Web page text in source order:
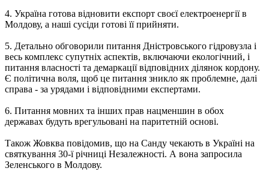
4. Україна готова відновити експорт своєї електроенергії в
Молдову, а наші сусіди готові її прийняти.
5. Детально обговорили питання Дністровського гідровузла і
весь комплекс супутніх аспектів, включаючи екологічний, і
питання власності та демаркації відповідних ділянок кордону.
Є політична воля, щоб це питання зникло як проблемне, далі
справа - за урядами і відповідними експертами.
6. Питання мовних та інших прав нацменшин в обох
державах будуть врегульовані на паритетній основі.
Також Жовква повідомив, що на Санду чекають в Україні на
святкування 30-ї річниці Незалежності. А вона запросила
Зеленського в Молдову.